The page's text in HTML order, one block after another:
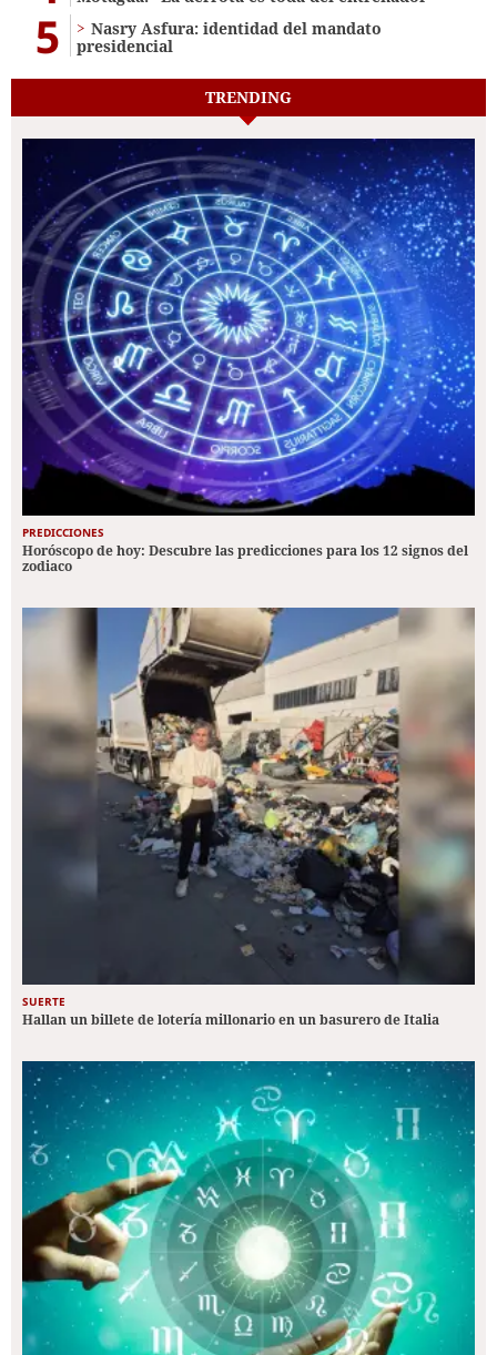
5
Nasry Asfura: identidad del mandato
presidencial
TRENDING
PREDICCIONES
Horóscopo de hoy: Descubre las predicciones para los 12 signos del
zodiaco
SUERTE
Hallan un billete de lotería millonario en un basurero de Italia